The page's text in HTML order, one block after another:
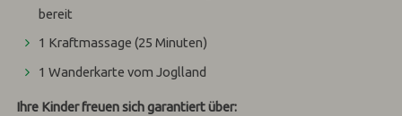
bereit
1 Kraftmassage (25 Minuten)
1 Wanderkarte vom Joglland
Ihre Kinder freuen sich garantiert über: